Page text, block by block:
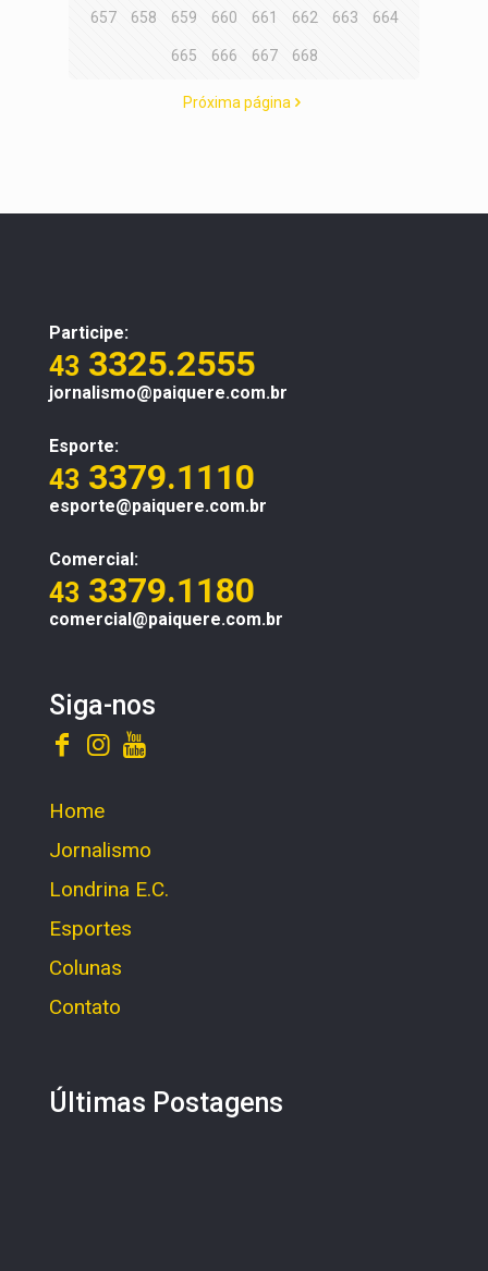
657 658 659 660 661 662 663 664
665 666 667 668
Próxima página
Participe:
43 3325.2555
jornalismo@paiquere.com.br
Esporte:
43 3379.1110
esporte@paiquere.com.br
Comercial:
43 3379.1180
comercial@paiquere.com.br
Siga-nos
Home
Jornalismo
Londrina E.C.
Esportes
Colunas
Contato
Últimas Postagens